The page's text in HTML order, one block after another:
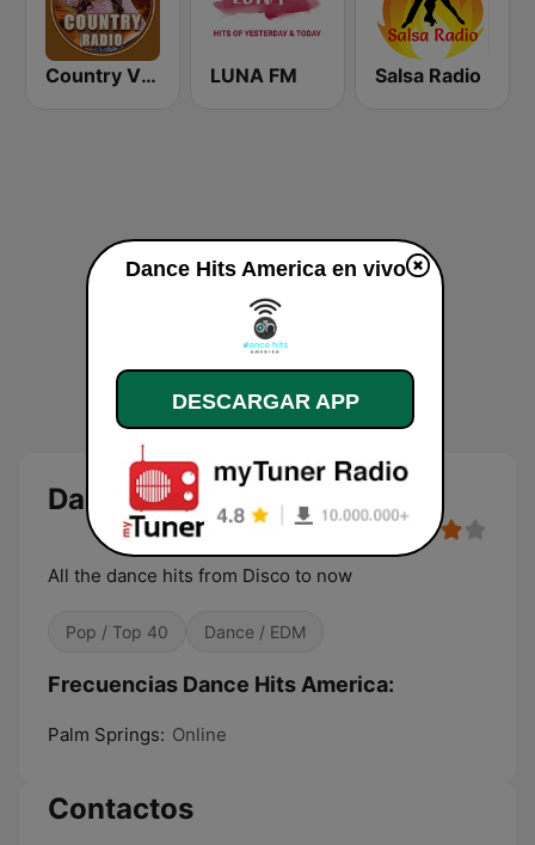
Country Vibes LUNA FM Salsa Radio
Dance Hits America
All the dance hits from Disco to now
Pop / Top 40 Dance / EDM
Frecuencias Dance Hits America:
Palm Springs: Online
Contactos
Dance Hits America en vivo
DESCARGAR APP